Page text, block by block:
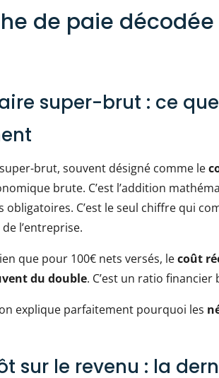
de paie
super-brut : ce
brut, souvent désigné comme le
brute. C’est l’addition
obligatoires. C’est le seul chiffre qui
l’entreprise.
que pour 100€ nets versés, lecoût
du double. C’est un ratio
explique parfaitement pourquoi les
sur le revenu : la